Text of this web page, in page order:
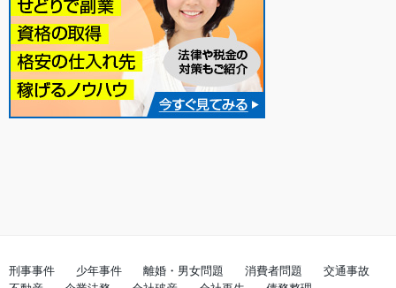
刑事事件 少年事件 離婚・男女問題 消費者問題
交通事故